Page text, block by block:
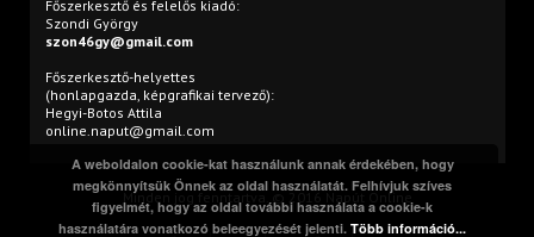
Főszerkesztő és felelős kiadó:
Szondi György
szon46gy@gmail.com
Főszerkesztő-helyettes
(honlapgazda, képgrafikai tervező):
Hegyi-Botos Attila
online.naput@gmail.com
Minden jog fenntartva. © 2016 Napút Online
A weboldalon cookie-kat használunk annak érdekében, hogy
megkönnyítsük Önnek az oldal használatát. Felhívjuk szíves
figyelmét, hogy az oldal további használata a cookie-k
használatára vonatkozó beleegyezését jelenti.Több információ...